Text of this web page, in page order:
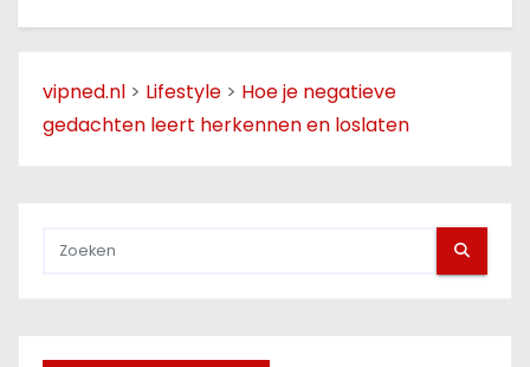
vipned.nl > Lifestyle > Hoe je negatieve
gedachten leert herkennen en loslaten